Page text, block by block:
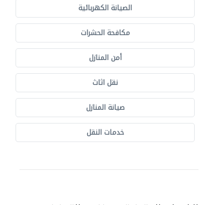
الصيانة الكهربائية
مكافحة الحشرات
أمن المنازل
نقل اثاث
صيانة المنازل
خدمات النقل